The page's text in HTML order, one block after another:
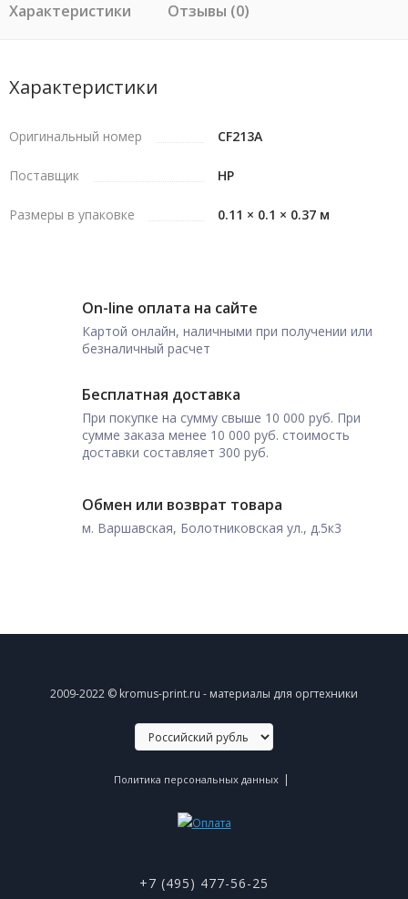
Характеристики Отзывы (0)
Характеристики
Оригинальный номер CF213A
Поставщик HP
Размеры в упаковке 0.11 × 0.1 × 0.37 м
On-line оплата на сайте
Картой онлайн, наличными при получении или
безналичный расчет
Бесплатная доставка
При покупке на сумму свыше 10 000 руб. При
сумме заказа менее 10 000 руб. стоимость
доставки составляет 300 руб.
Обмен или возврат товара
м. Варшавская, Болотниковская ул., д.5к3
2009-2022 © kromus-print.ru - материалы для оргтехники
Политика персональных данных |
+7 (495) 477-56-25